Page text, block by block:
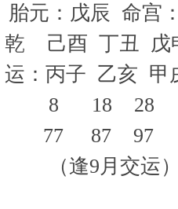
胎元：戊辰 命宫
己酉 丁丑 戊
：丙子 乙亥 甲
18 28
87 97
逢9月交运